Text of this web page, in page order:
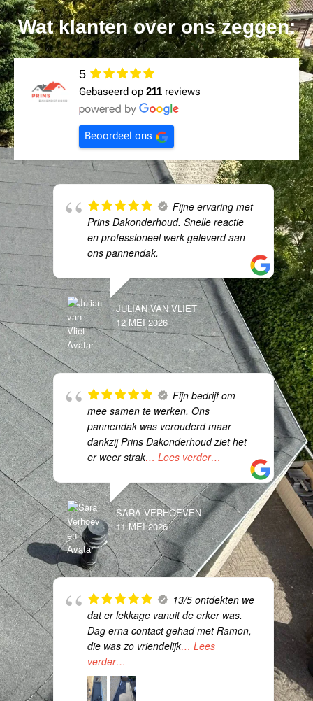
Wat klanten over ons zeggen:
5
Gebaseerd op 211 reviews
Beoordeel ons
Fijne ervaring met
Prins Dakonderhoud. Snelle reactie
en professioneel werk geleverd aan
ons pannendak.
JULIAN VAN VLIET
12 MEI 2026
Fijn bedrijf om
mee samen te werken. Ons
pannendak was verouderd maar
dankzij Prins Dakonderhoud ziet het
er weer strak… Lees verder…
SARA VERHOEVEN
11 MEI 2026
13/5 ontdekten we
dat er lekkage vanuit de erker was.
Dag erna contact gehad met Ramon,
die was zo vriendelijk… Lees
verder…